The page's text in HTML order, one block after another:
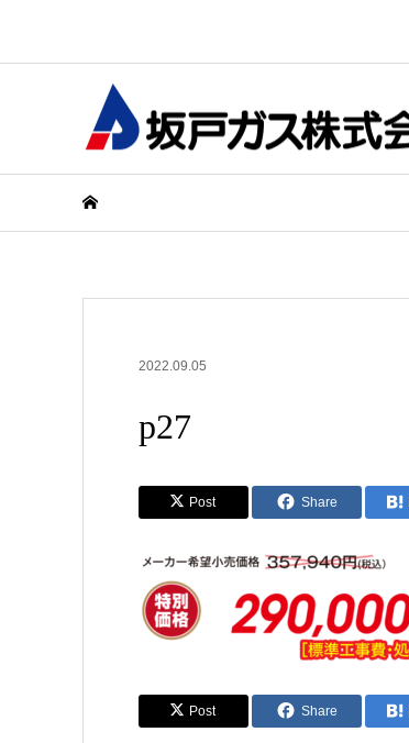
2022.09.05
p27
Post Share
Post Share